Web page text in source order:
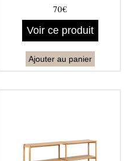
70€
Voir ce produit
Ajouter au panier